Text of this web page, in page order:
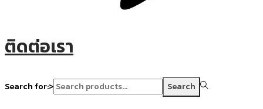
ติดต่อเรา
Search for:> Search